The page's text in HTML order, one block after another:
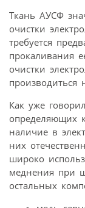
Ткань АУСФ
очистки
требуется
прокаливания
очистки
Как уже
определяющих
наличие в
них
широко
меднения при
остальных